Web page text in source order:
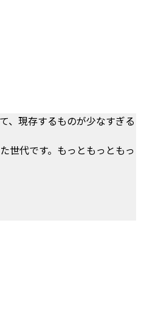
、現存するものが少なすぎる
世代です。もっともっともっ